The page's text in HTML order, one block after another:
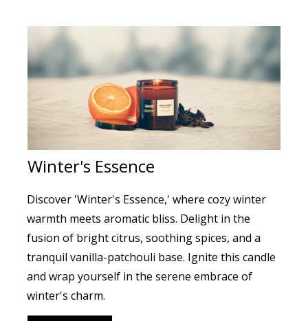
Winter's Essence
Discover 'Winter's Essence,' where cozy winter
warmth meets aromatic bliss. Delight in the
fusion of bright citrus, soothing spices, and a
tranquil vanilla-patchouli base. Ignite this candle
and wrap yourself in the serene embrace of
winter's charm.